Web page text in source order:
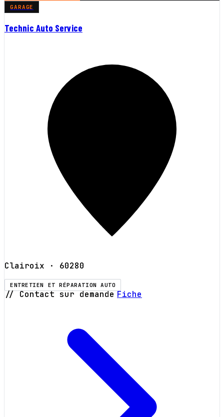
GARAGE
Technic Auto Service
Clairoix · 60280
ENTRETIEN ET RÉPARATION AUTO
// Contact sur demande Fiche